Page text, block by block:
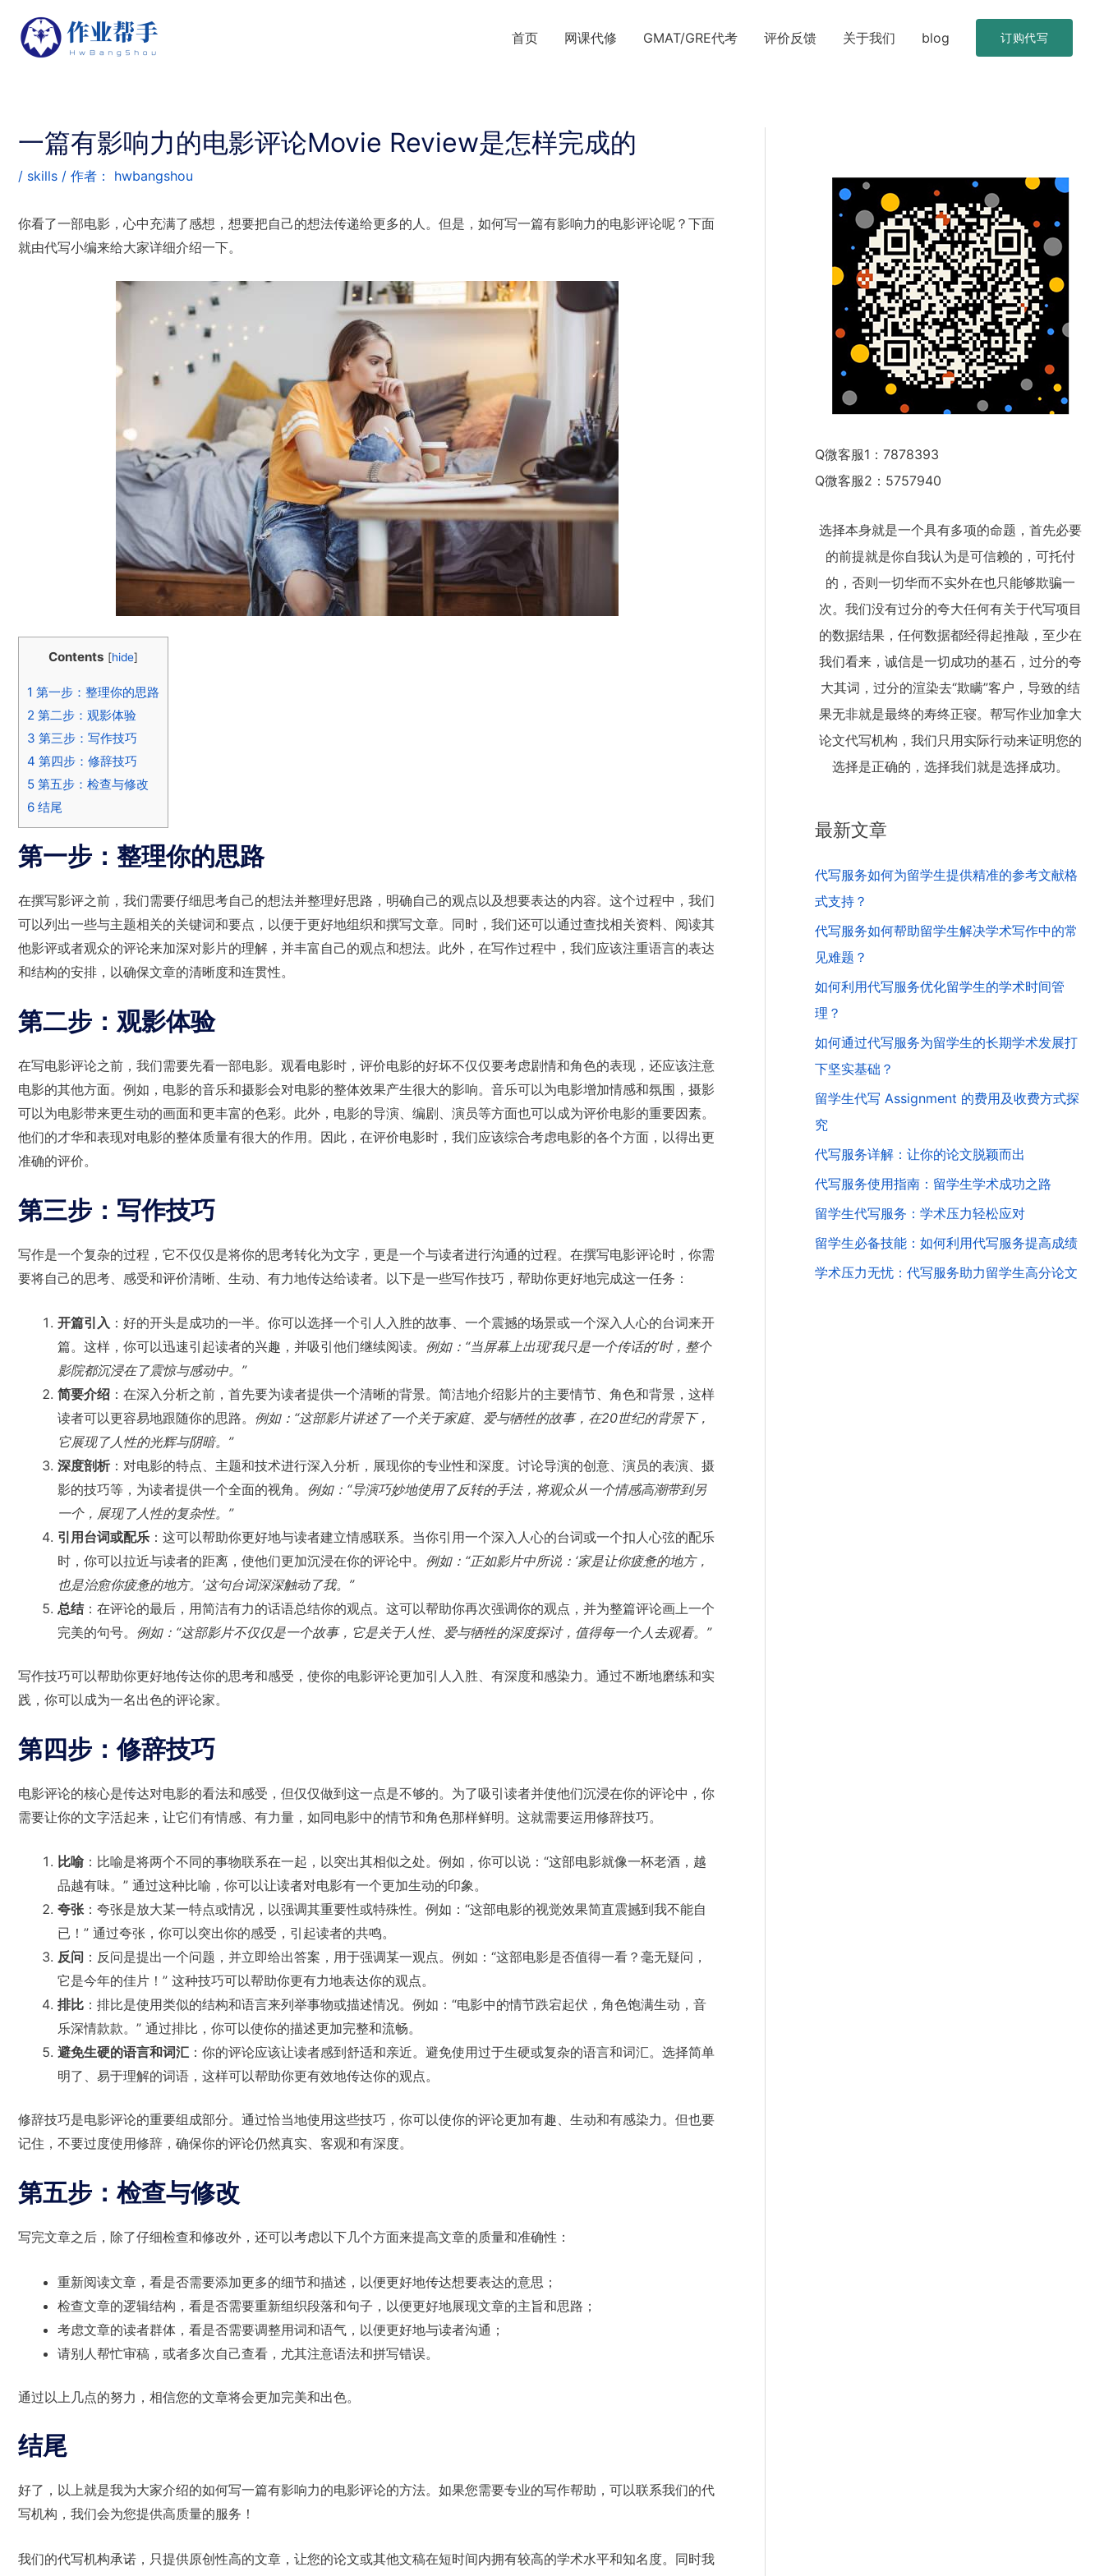
首页 网课代修 GMAT/GRE代考 评价反馈 关于我们 blog 订购代写
一篇有影响力的电影评论Movie Review是怎样完成的
/ skills / 作者： hwbangshou
你看了一部电影，心中充满了感想，想要把自己的想法传递给更多的人。但是，如何写一篇有影响力的电影评论呢？下面
就由代写小编来给大家详细介绍一下。
Contents [hide]
1 第一步：整理你的思路
2 第二步：观影体验
3 第三步：写作技巧
4 第四步：修辞技巧
5 第五步：检查与修改
6 结尾
第一步：整理你的思路
在撰写影评之前，我们需要仔细思考自己的想法并整理好思路，明确自己的观点以及想要表达的内容。这个过程中，我们
可以列出一些与主题相关的关键词和要点，以便于更好地组织和撰写文章。同时，我们还可以通过查找相关资料、阅读其
他影评或者观众的评论来加深对影片的理解，并丰富自己的观点和想法。此外，在写作过程中，我们应该注重语言的表达
和结构的安排，以确保文章的清晰度和连贯性。
第二步：观影体验
在写电影评论之前，我们需要先看一部电影。观看电影时，评价电影的好坏不仅仅要考虑剧情和角色的表现，还应该注意
电影的其他方面。例如，电影的音乐和摄影会对电影的整体效果产生很大的影响。音乐可以为电影增加情感和氛围，摄影
可以为电影带来更生动的画面和更丰富的色彩。此外，电影的导演、编剧、演员等方面也可以成为评价电影的重要因素。
他们的才华和表现对电影的整体质量有很大的作用。因此，在评价电影时，我们应该综合考虑电影的各个方面，以得出更
准确的评价。
第三步：写作技巧
写作是一个复杂的过程，它不仅仅是将你的思考转化为文字，更是一个与读者进行沟通的过程。在撰写电影评论时，你需
要将自己的思考、感受和评价清晰、生动、有力地传达给读者。以下是一些写作技巧，帮助你更好地完成这一任务：
开篇引入 ：好的开头是成功的一半。你可以选择一个引人入胜的故事、一个震撼的场景或一个深入人心的台词来开
篇。这样，你可以迅速引起读者的兴趣，并吸引他们继续阅读。 例如：“当屏幕上出现‘我只是一个传话的’时，整个
影院都沉浸在了震惊与感动中。”
简要介绍 ：在深入分析之前，首先要为读者提供一个清晰的背景。简洁地介绍影片的主要情节、角色和背景，这样
读者可以更容易地跟随你的思路。 例如：“这部影片讲述了一个关于家庭、爱与牺牲的故事，在20世纪的背景下，
它展现了人性的光辉与阴暗。”
深度剖析：对电影的特点、主题和技术进行深入分析，展现你的专业性和深度。讨论导演的创意、演员的表演、摄
影的技巧等，为读者提供一个全面的视角。 例如：“导演巧妙地使用了反转的手法，将观众从一个情感高潮带到另
一个，展现了人性的复杂性。”
引用台词或配乐 ：这可以帮助你更好地与读者建立情感联系。当你引用一个深入人心的台词或一个扣人心弦的配乐
时，你可以拉近与读者的距离，使他们更加沉浸在你的评论中。 例如：“正如影片中所说：‘家是让你疲惫的地方，
也是治愈你疲惫的地方。’这句台词深深触动了我。”
总结：在评论的最后，用简洁有力的话语总结你的观点。这可以帮助你再次强调你的观点，并为整篇评论画上一个
完美的句号。 例如：“这部影片不仅仅是一个故事，它是关于人性、爱与牺牲的深度探讨，值得每一个人去观看。”
写作技巧可以帮助你更好地传达你的思考和感受，使你的电影评论更加引人入胜、有深度和感染力。通过不断地磨练和实
践，你可以成为一名出色的评论家。
第四步：修辞技巧
电影评论的核心是传达对电影的看法和感受，但仅仅做到这一点是不够的。为了吸引读者并使他们沉浸在你的评论中，你
需要让你的文字活起来，让它们有情感、有力量，如同电影中的情节和角色那样鲜明。这就需要运用修辞技巧。
比喻 ：比喻是将两个不同的事物联系在一起，以突出其相似之处。例如，你可以说：“这部电影就像一杯老酒，越
品越有味。” 通过这种比喻，你可以让读者对电影有一个更加生动的印象。
夸张：夸张是放大某一特点或情况，以强调其重要性或特殊性。例如：“这部电影的视觉效果简直震撼到我不能自
已！” 通过夸张，你可以突出你的感受，引起读者的共鸣。
反问 ：反问是提出一个问题，并立即给出答案，用于强调某一观点。例如：“这部电影是否值得一看？毫无疑问，
它是今年的佳片！” 这种技巧可以帮助你更有力地表达你的观点。
排比 ：排比是使用类似的结构和语言来列举事物或描述情况。例如：“电影中的情节跌宕起伏，角色饱满生动，音
乐深情款款。” 通过排比，你可以使你的描述更加完整和流畅。
避免生硬的语言和词汇 ：你的评论应该让读者感到舒适和亲近。避免使用过于生硬或复杂的语言和词汇。选择简单
明了、易于理解的词语，这样可以帮助你更有效地传达你的观点。
修辞技巧是电影评论的重要组成部分。通过恰当地使用这些技巧，你可以使你的评论更加有趣、生动和有感染力。但也要
记住，不要过度使用修辞，确保你的评论仍然真实、客观和有深度。
第五步：检查与修改
写完文章之后，除了仔细检查和修改外，还可以考虑以下几个方面来提高文章的质量和准确性：
重新阅读文章，看是否需要添加更多的细节和描述，以便更好地传达想要表达的意思；
检查文章的逻辑结构，看是否需要重新组织段落和句子，以便更好地展现文章的主旨和思路；
考虑文章的读者群体，看是否需要调整用词和语气，以便更好地与读者沟通；
请别人帮忙审稿，或者多次自己查看，尤其注意语法和拼写错误。
通过以上几点的努力，相信您的文章将会更加完美和出色。
结尾
好了，以上就是我为大家介绍的如何写一篇有影响力的电影评论的方法。如果您需要专业的写作帮助，可以联系我们的代
写机构，我们会为您提供高质量的服务！
我们的代写机构承诺，只提供原创性高的文章，让您的论文或其他文稿在短时间内拥有较高的学术水平和知名度。同时我
Q微客服1：7878393
Q微客服2：5757940
选择本身就是一个具有多项的命题，首先必要
的前提就是你自我认为是可信赖的，可托付
的，否则一切华而不实外在也只能够欺骗一
次。我们没有过分的夸大任何有关于代写项目
的数据结果，任何数据都经得起推敲，至少在
我们看来，诚信是一切成功的基石，过分的夸
大其词，过分的渲染去“欺瞒”客户，导致的结
果无非就是最终的寿终正寝。帮写作业加拿大
论文代写机构，我们只用实际行动来证明您的
选择是正确的，选择我们就是选择成功。
最新文章
代写服务如何为留学生提供精准的参考文献格
式支持？
代写服务如何帮助留学生解决学术写作中的常
见难题？
如何利用代写服务优化留学生的学术时间管
理？
如何通过代写服务为留学生的长期学术发展打
下坚实基础？
留学生代写 Assignment 的费用及收费方式探
究
代写服务详解：让你的论文脱颖而出
代写服务使用指南：留学生学术成功之路
留学生代写服务：学术压力轻松应对
留学生必备技能：如何利用代写服务提高成绩
学术压力无忧：代写服务助力留学生高分论文